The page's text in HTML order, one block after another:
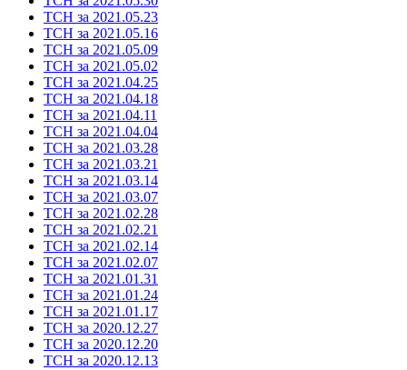
ТСН за 2021.05.23
ТСН за 2021.05.16
ТСН за 2021.05.09
ТСН за 2021.05.02
ТСН за 2021.04.25
ТСН за 2021.04.18
ТСН за 2021.04.11
ТСН за 2021.04.04
ТСН за 2021.03.28
ТСН за 2021.03.21
ТСН за 2021.03.14
ТСН за 2021.03.07
ТСН за 2021.02.28
ТСН за 2021.02.21
ТСН за 2021.02.14
ТСН за 2021.02.07
ТСН за 2021.01.31
ТСН за 2021.01.24
ТСН за 2021.01.17
ТСН за 2020.12.27
ТСН за 2020.12.20
ТСН за 2020.12.13